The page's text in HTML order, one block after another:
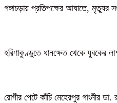
গঙ্গাচড়ায় প্রতিপক্ষের আঘাতে, মৃত্যুর
হরিণাকুণ্ডুতে ধানক্ষেত থেকে যুবকের
রোগীর পেটে কাঁচি মেহেরপুর গাংনীর